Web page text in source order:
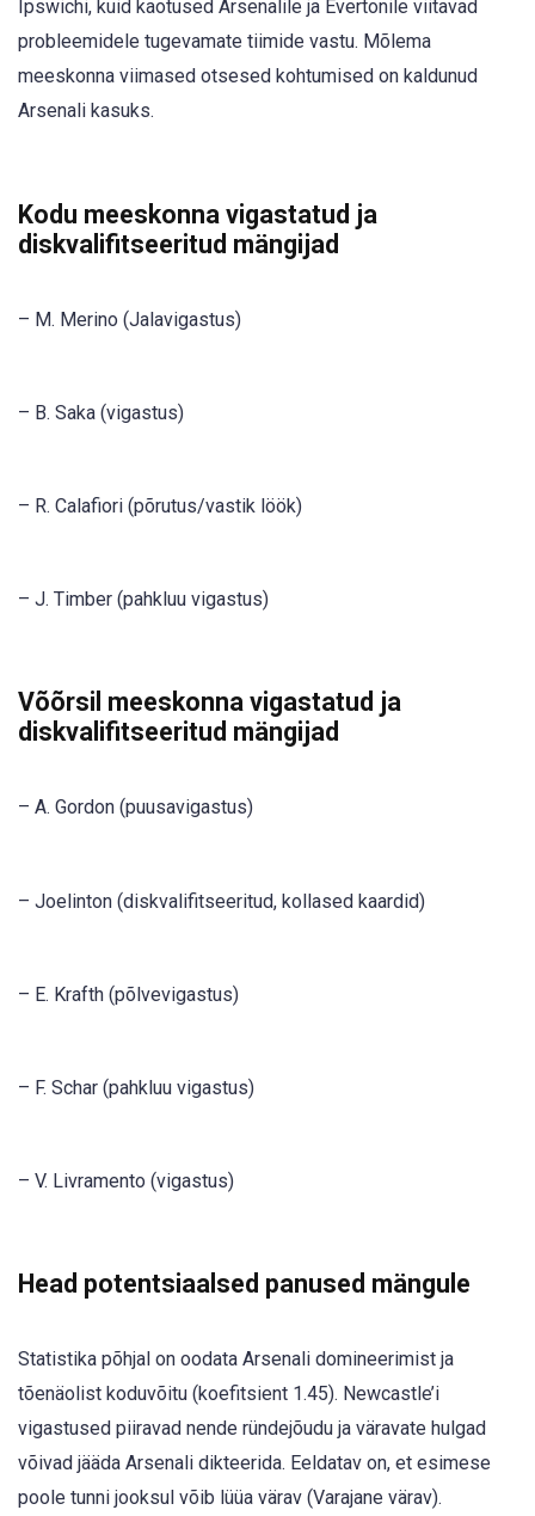
Ipswichi, kuid kaotused Arsenalile ja Evertonile viitavad
probleemidele tugevamate tiimide vastu. Mõlema
meeskonna viimased otsesed kohtumised on kaldunud
Arsenali kasuks.
Kodu meeskonna vigastatud ja
diskvalifitseeritud mängijad
– M. Merino (Jalavigastus)
– B. Saka (vigastus)
– R. Calafiori (põrutus/vastik löök)
– J. Timber (pahkluu vigastus)
Võõrsil meeskonna vigastatud ja
diskvalifitseeritud mängijad
– A. Gordon (puusavigastus)
– Joelinton (diskvalifitseeritud, kollased kaardid)
– E. Krafth (põlvevigastus)
– F. Schar (pahkluu vigastus)
– V. Livramento (vigastus)
Head potentsiaalsed panused mängule
Statistika põhjal on oodata Arsenali domineerimist ja
tõenäolist koduvõitu (koefitsient 1.45). Newcastle’i
vigastused piiravad nende ründejõudu ja väravate hulgad
võivad jääda Arsenali dikteerida. Eeldatav on, et esimese
poole tunni jooksul võib lüüa värav (Varajane värav).